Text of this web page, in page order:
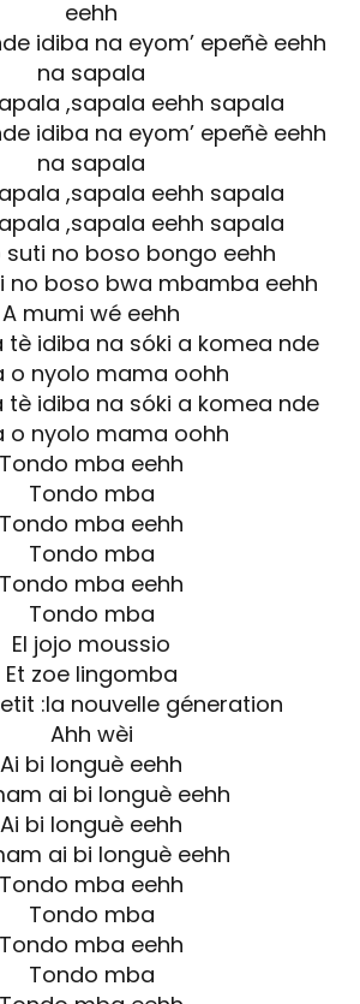
eehh
idiba na eyom’ epeñè eehh
na sapala
,sapala eehh sapala
idiba na eyom’ epeñè eehh
na sapala
,sapala eehh sapala
,sapala eehh sapala
suti no boso bongo eehh
no boso bwa mbamba eehh
A mumi wé eehh
tè idiba na sóki a komea nde
o nyolo mama oohh
tè idiba na sóki a komea nde
o nyolo mama oohh
Tondo mba eehh
Tondo mba
Tondo mba eehh
Tondo mba
Tondo mba eehh
Tondo mba
El jojo moussio
Et zoe lingomba
:la nouvelle géneration
Ahh wèi
Ai bi longuè eehh
ai bi longuè eehh
Ai bi longuè eehh
ai bi longuè eehh
Tondo mba eehh
Tondo mba
Tondo mba eehh
Tondo mba